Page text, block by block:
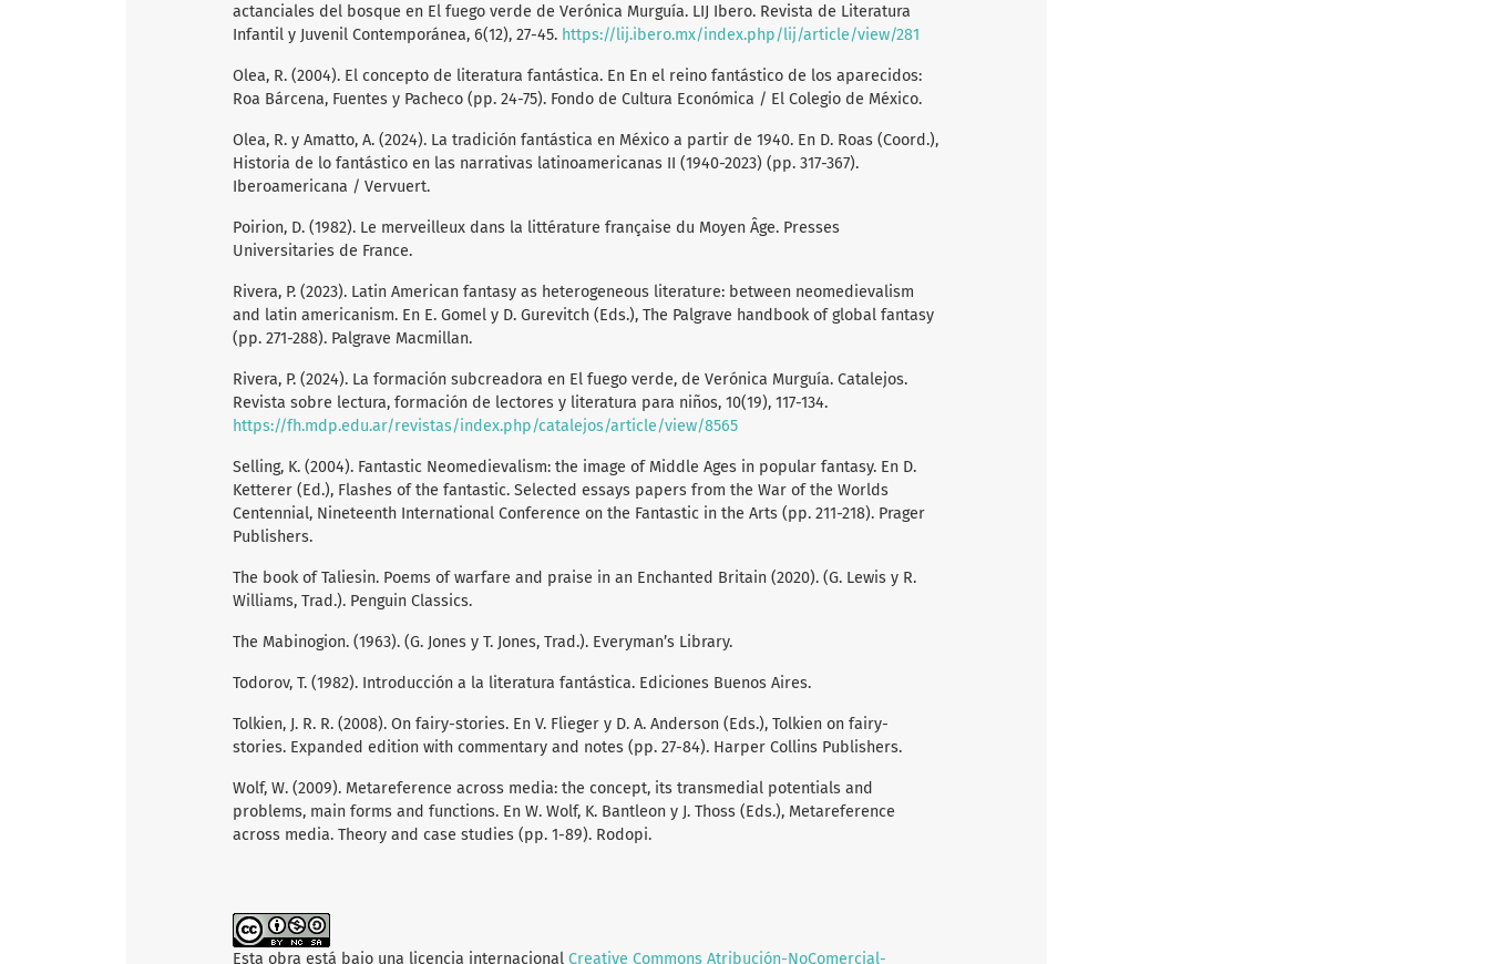
actanciales del bosque en El fuego verde de Verónica Murguía. LIJ Ibero. Revista de Literatura
Infantil y Juvenil Contemporánea, 6(12), 27-45. https://lij.ibero.mx/index.php/lij/article/view/281
Olea, R. (2004). El concepto de literatura fantástica. En En el reino fantástico de los aparecidos:
Roa Bárcena, Fuentes y Pacheco (pp. 24-75). Fondo de Cultura Económica / El Colegio de México.
Olea, R. y Amatto, A. (2024). La tradición fantástica en México a partir de 1940. En D. Roas (Coord.),
Historia de lo fantástico en las narrativas latinoamericanas II (1940-2023) (pp. 317-367).
Iberoamericana / Vervuert.
Poirion, D. (1982). Le merveilleux dans la littérature française du Moyen Âge. Presses
Universitaries de France.
Rivera, P. (2023). Latin American fantasy as heterogeneous literature: between neomedievalism
and latin americanism. En E. Gomel y D. Gurevitch (Eds.), The Palgrave handbook of global fantasy
(pp. 271-288). Palgrave Macmillan.
Rivera, P. (2024). La formación subcreadora en El fuego verde, de Verónica Murguía. Catalejos.
Revista sobre lectura, formación de lectores y literatura para niños, 10(19), 117-134.
https://fh.mdp.edu.ar/revistas/index.php/catalejos/article/view/8565
Selling, K. (2004). Fantastic Neomedievalism: the image of Middle Ages in popular fantasy. En D.
Ketterer (Ed.), Flashes of the fantastic. Selected essays papers from the War of the Worlds
Centennial, Nineteenth International Conference on the Fantastic in the Arts (pp. 211-218). Prager
Publishers.
The book of Taliesin. Poems of warfare and praise in an Enchanted Britain (2020). (G. Lewis y R.
Williams, Trad.). Penguin Classics.
The Mabinogion. (1963). (G. Jones y T. Jones, Trad.). Everyman’s Library.
Todorov, T. (1982). Introducción a la literatura fantástica. Ediciones Buenos Aires.
Tolkien, J. R. R. (2008). On fairy-stories. En V. Flieger y D. A. Anderson (Eds.), Tolkien on fairy-
stories. Expanded edition with commentary and notes (pp. 27-84). Harper Collins Publishers.
Wolf, W. (2009). Metareference across media: the concept, its transmedial potentials and
problems, main forms and functions. En W. Wolf, K. Bantleon y J. Thoss (Eds.), Metareference
across media. Theory and case studies (pp. 1-89). Rodopi.
Esta obra está bajo una licencia internacional Creative Commons Atribución-NoComercial-